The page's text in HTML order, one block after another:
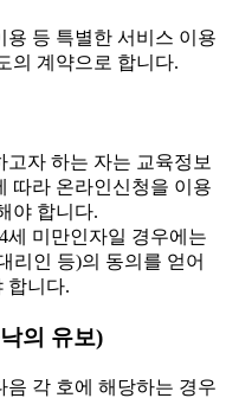
등 특별한 서비스 이용
의 계약으로 합니다.
자 하는 자는 교육정보
따라 온라인신청을 이용
야 합니다.
미만인자일 경우에는
리인 등)의 동의를 얻어
합니다.
의 유보)
각 호에 해당하는 경우